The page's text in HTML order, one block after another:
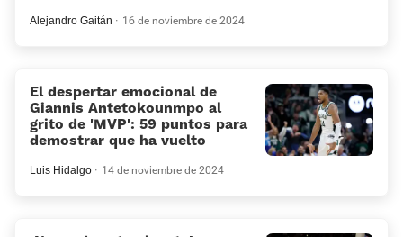
Alejandro Gaitán 16 de noviembre de 2024
El despertar emocional de
Giannis Antetokounmpo al
grito de 'MVP': 59 puntos para
demostrar que ha vuelto
Luis Hidalgo 14 de noviembre de 2024